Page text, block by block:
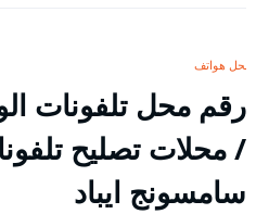
محل هواتف
/ محلات تصليح
سامسونج ايباد